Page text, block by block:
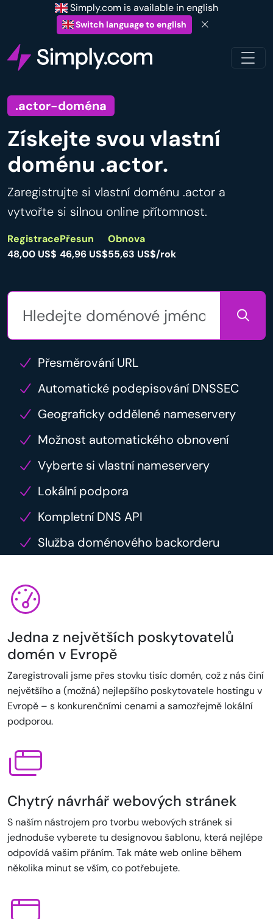
Simply.com is available in english
Switch language to english
.actor-doména
Získejte svou vlastní
doménu .actor.
Zaregistrujte si vlastní doménu .actor a
vytvořte si silnou online přítomnost.
Registrace
48,00 US$
Přesun
46,96 US$
Obnova
55,63 US$/rok
Přesměrování URL
Automatické podepisování DNSSEC
Geograficky oddělené nameservery
Možnost automatického obnovení
Vyberte si vlastní nameservery
Lokální podpora
Kompletní DNS API
Služba doménového backorderu
Jedna z největších poskytovatelů
domén v Evropě
Zaregistrovali jsme přes stovku tisíc domén, což z nás činí
největšího a (možná) nejlepšího poskytovatele hostingu v
Evropě – s konkurenčními cenami a samozřejmě lokální
podporou.
Chytrý návrhář webových stránek
S naším nástrojem pro tvorbu webových stránek si
jednoduše vyberete tu designovou šablonu, která nejlépe
odpovídá vašim přáním. Tak máte web online během
několika minut se vším, co potřebujete.